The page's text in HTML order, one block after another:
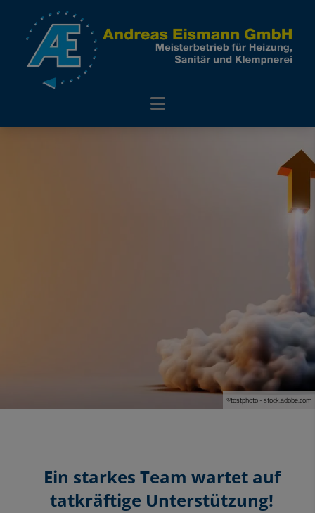
©tostphoto - stock.adobe.com
Ein starkes Team wartet auf
tatkräftige Unterstützung!